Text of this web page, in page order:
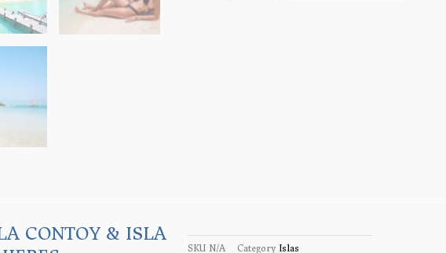
CONTOY & ISLA
SKU N/A Category Islas